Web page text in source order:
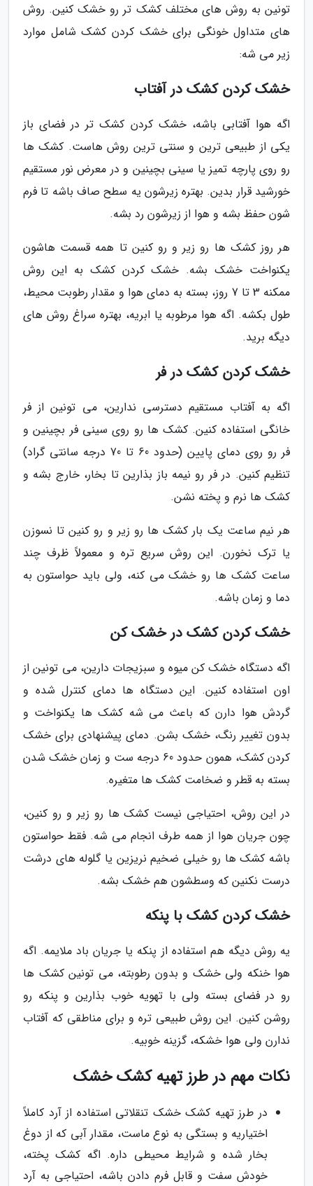
تونین به روش های مختلف کشک تر رو خشک کنین. روش
های متداول خونگی برای خشک کردن کشک شامل موارد
زیر می شه:
خشک کردن کشک در آفتاب
اگه هوا آفتابی باشه، خشک کردن کشک تر در فضای باز
یکی از طبیعی ترین و سنتی ترین روش هاست. کشک ها
رو روی پارچه تمیز یا سینی بچینین و در معرض نور مستقیم
خورشید قرار بدین. بهتره زیرشون یه سطح صاف باشه تا فرم
شون حفظ بشه و هوا از زیرشون رد بشه.
هر روز کشک ها رو زیر و رو کنین تا همه قسمت هاشون
یکنواخت خشک بشه. خشک کردن کشک به این روش
ممکنه 3 تا 7 روز، بسته به دمای هوا و مقدار رطوبت محیط،
طول بکشه. اگه هوا مرطوبه یا ابریه، بهتره سراغ روش های
دیگه برید.
خشک کردن کشک در فر
اگه به آفتاب مستقیم دسترسی ندارین، می تونین از فر
خانگی استفاده کنین. کشک ها رو روی سینی فر بچینین و
فر رو روی دمای پایین (حدود 60 تا 70 درجه سانتی گراد)
تنظیم کنین. در فر رو نیمه باز بذارین تا بخار، خارج بشه و
کشک ها نرم و پخته نشن.
هر نیم ساعت یک بار کشک ها رو زیر و رو کنین تا نسوزن
یا ترک نخورن. این روش سریع تره و معمولاً ظرف چند
ساعت کشک ها رو خشک می کنه، ولی باید حواستون به
دما و زمان باشه.
خشک کردن کشک در خشک کن
اگه دستگاه خشک کن میوه و سبزیجات دارین، می تونین از
اون استفاده کنین. این دستگاه ها دمای کنترل شده و
گردش هوا دارن که باعث می شه کشک ها یکنواخت و
بدون تغییر رنگ، خشک بشن. دمای پیشنهادی برای خشک
کردن کشک، همون حدود 60 درجه ست و زمان خشک شدن
بسته به قطر و ضخامت کشک ها متغیره.
در این روش، احتیاجی نیست کشک ها رو زیر و رو کنین،
چون جریان هوا از همه طرف انجام می شه. فقط حواستون
باشه کشک ها رو خیلی ضخیم نریزین یا گلوله های درشت
درست نکنین که وسطشون هم خشک بشه.
خشک کردن کشک با پنکه
یه روش دیگه هم استفاده از پنکه یا جریان باد ملایمه. اگه
هوا خنکه ولی خشک و بدون رطوبته، می تونین کشک ها
رو در فضای بسته ولی با تهویه خوب بذارین و پنکه رو
روشن کنین. این روش طبیعی تره و برای مناطقی که آفتاب
ندارن ولی هوا خشکه، گزینه خوبیه.
نکات مهم در طرز تهیه کشک خشک
در طرز تهیه کشک خشک تنقلاتی استفاده از آرد کاملاً
اختیاریه و بستگی به نوع ماست، مقدار آبی که از دوغ
بخار شده و شرایط محیطی داره. اگه کشک پخته،
خودش سفت و قابل فرم دادن باشه، احتیاجی به آرد